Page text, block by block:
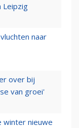
Leipzig
naar
over bij
van groei'
winter nieuwe